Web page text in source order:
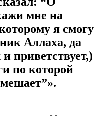
мне на
я смогу
Аллаха, да
приветствует,)
по которой